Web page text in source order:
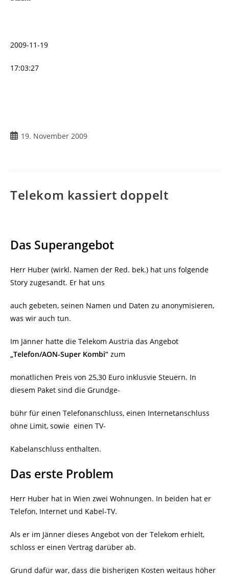
2009-11-19
17:03:27
Beitrag19. November 2009
Telekom kassiert doppelt
Das Superangebot
Herr Huber (wirkl. Namen der Red. bek.) hat uns folgende
Story zugesandt. Er hat uns
auch gebeten, seinen Namen und Daten zu anonymisieren,
was wir auch tun.
Im Jänner hatte die Telekom Austria das Angebot
„Telefon/AON-Super Kombi“ zum
monatlichen Preis von 25,30 Euro inklusvie Steuern. In
diesem Paket sind die Grundge-
bühr für einen Telefonanschluss, einen Internetanschluss
ohne Limit, sowie einen TV-
Kabelanschluss enthalten.
Das erste Problem
Herr Huber hat in Wien zwei Wohnungen. In beiden hat er
Telefon, Internet und Kabel-TV.
Als er im Jänner dieses Angebot von der Telekom erhielt,
schloss er einen Vertrag darüber ab.
Grund dafür war, dass die bisherigen Kosten weitaus höher